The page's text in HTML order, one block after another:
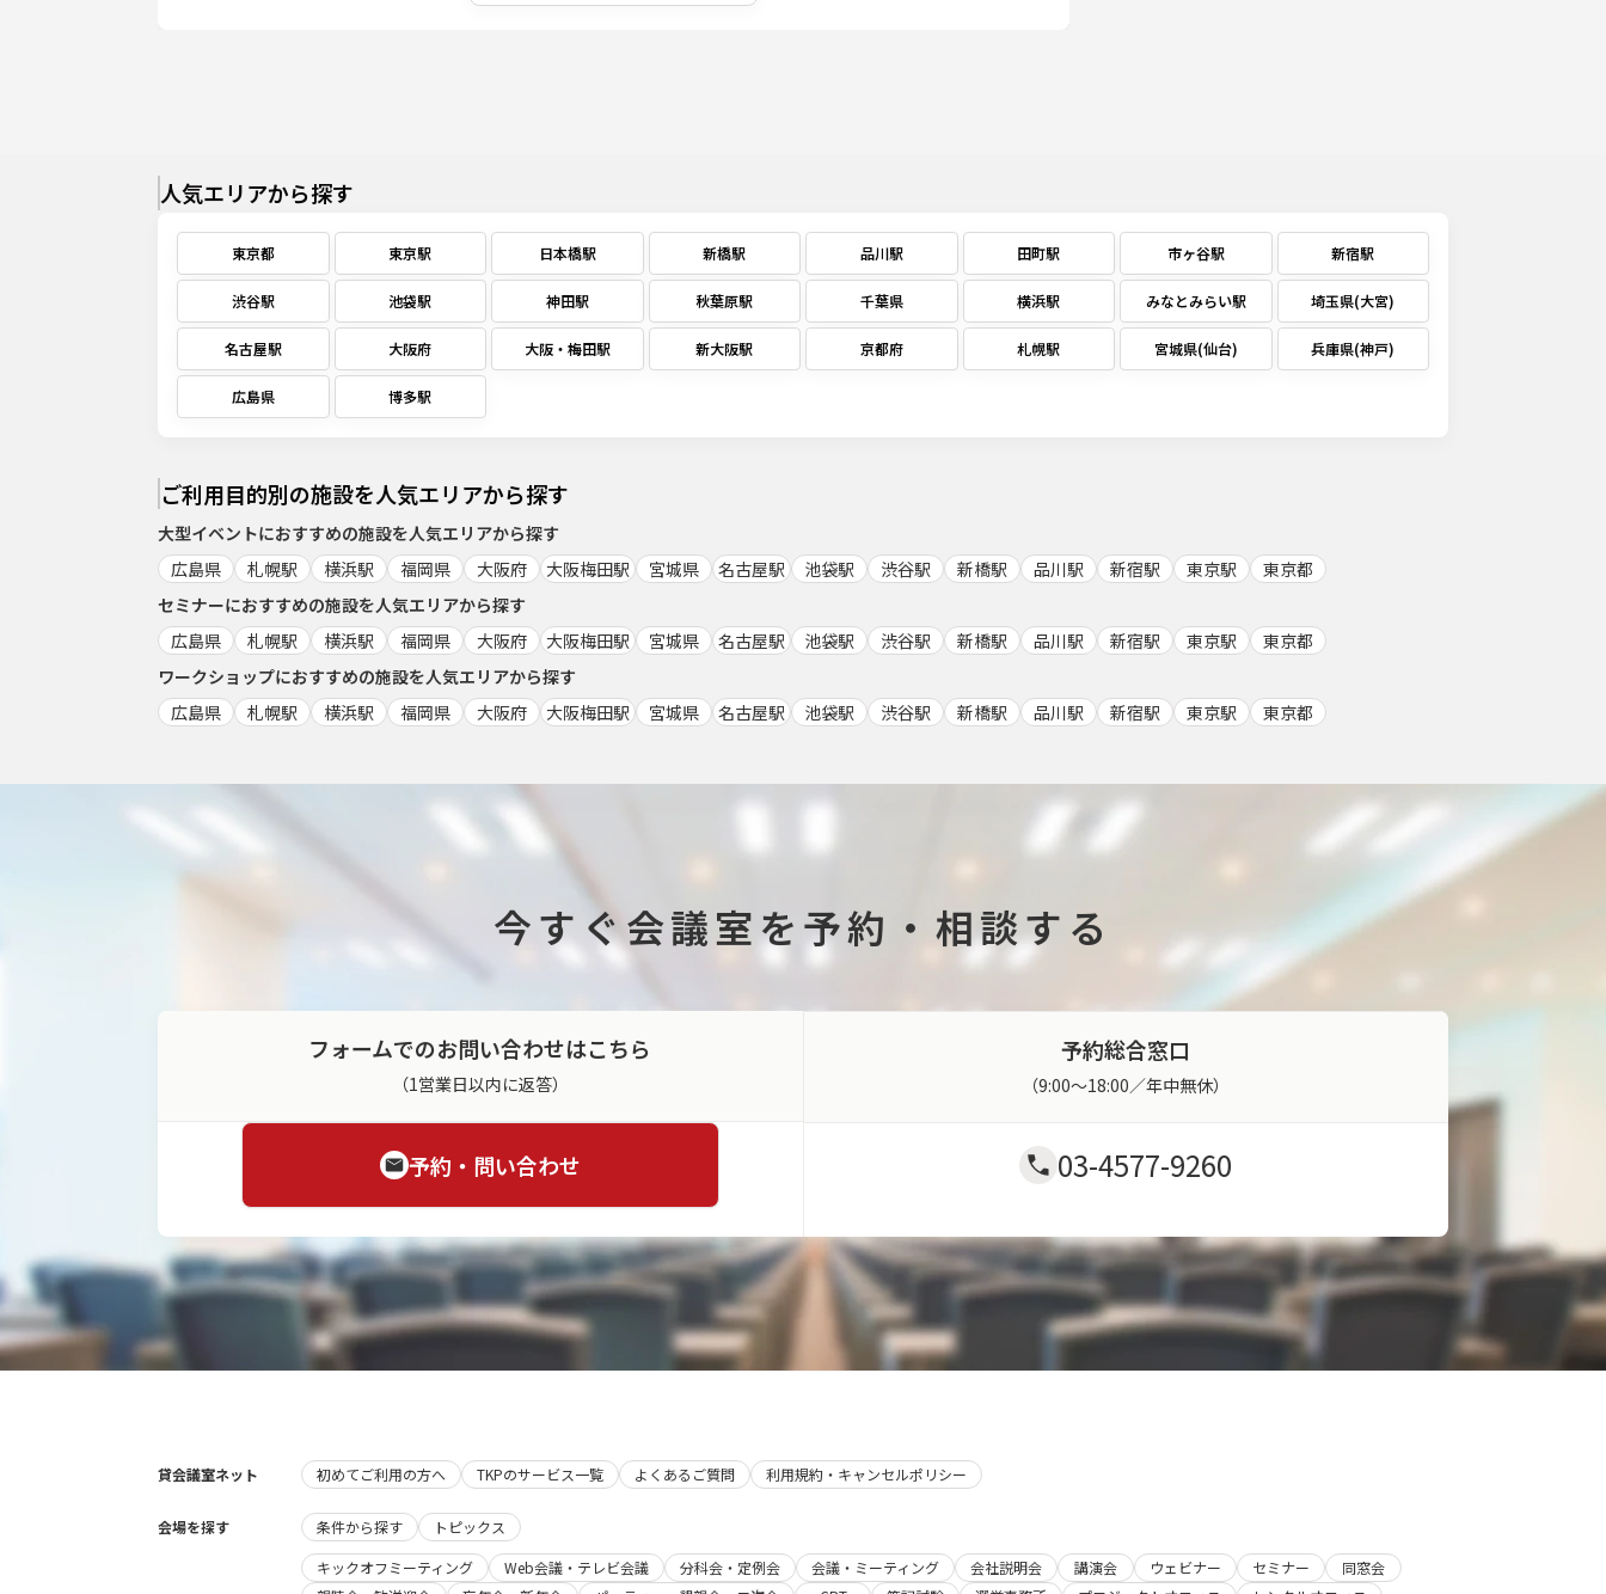
人気エリアから探す
東京都 東京駅 日本橋駅 新橋駅 品川駅 田町駅 市ヶ谷駅 新宿駅
渋谷駅 池袋駅 神田駅 秋葉原駅 千葉県 横浜駅 みなとみらい駅 埼玉県(大宮)
名古屋駅 大阪府 大阪・梅田駅 新大阪駅 京都府 札幌駅 宮城県(仙台) 兵庫県(神戸)
広島県 博多駅
ご利用目的別の施設を人気エリアから探す
大型イベントにおすすめの施設を人気エリアから探す
広島県
札幌駅 横浜駅 福岡県 大阪府 大阪梅田駅 宮城県 名古屋駅 池袋駅 渋谷駅 新橋駅 品川駅 新宿駅 東京駅
東京都
セミナーにおすすめの施設を人気エリアから探す
広島県
札幌駅 横浜駅 福岡県 大阪府 大阪梅田駅 宮城県 名古屋駅 池袋駅 渋谷駅 新橋駅 品川駅 新宿駅 東京駅
東京都
ワークショップにおすすめの施設を人気エリアから探す
広島県
札幌駅 横浜駅 福岡県 大阪府 大阪梅田駅 宮城県 名古屋駅 池袋駅 渋谷駅 新橋駅 品川駅 新宿駅 東京駅 東京都
今すぐ会議室を予約・相談する
フォームでのお問い合わせはこちら
（1営業日以内に返答）
予約・問い合わせ
予約総合窓口
（9:00～18:00／年中無休）
03-4577-9260
貸会議室ネット 初めてご利用の方へ TKPのサービス一覧 よくあるご質問 利用規約・キャンセルポリシー
会場を探す 条件から探す
トピックス
キックオフミーティング
Web会議・テレビ会議 分科会・定例会 会議・ミーティング 会社説明会 講演会 ウェビナー セミナー
同窓会